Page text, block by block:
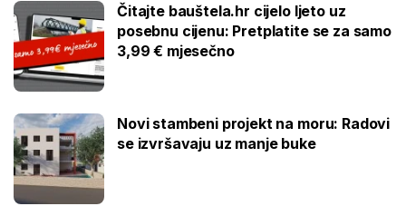
Čitajte bauštela.hr cijelo ljeto uz
posebnu cijenu: Pretplatite se za samo
3,99 € mjesečno
Novi stambeni projekt na moru: Radovi
se izvršavaju uz manje buke